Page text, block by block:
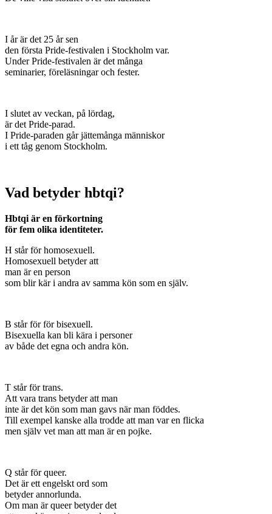
I år är det 25 år sen
den första Pride-festivalen i Stockholm var.
Under Pride-festivalen är det många
seminarier, föreläsningar och fester.
I slutet av veckan, på lördag,
är det Pride-parad.
I Pride-paraden går jättemånga människor
i ett tåg genom Stockholm.
Vad betyder hbtqi?
Hbtqi är en förkortning
för fem olika identiteter.
H står för homosexuell.
Homosexuell betyder att
man är en person
som blir kär i andra av samma kön som en själv.
B står för för bisexuell.
Bisexuella kan bli kära i personer
av både det egna och andra kön.
T står för trans.
Att vara trans betyder att man
inte är det kön som man gavs när man föddes.
Till exempel kanske alla trodde att man var en flicka
men själv vet man att man är en pojke.
Q står för queer.
Det är ett engelskt ord som
betyder annorlunda.
Om man är queer betyder det